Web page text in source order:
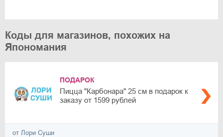
Коды для магазинов, похожих на
Япономания
ПОДАРОК
Пицца "Карбонара" 25 см в подарок к
заказу от 1599 рублей
от Лори Суши